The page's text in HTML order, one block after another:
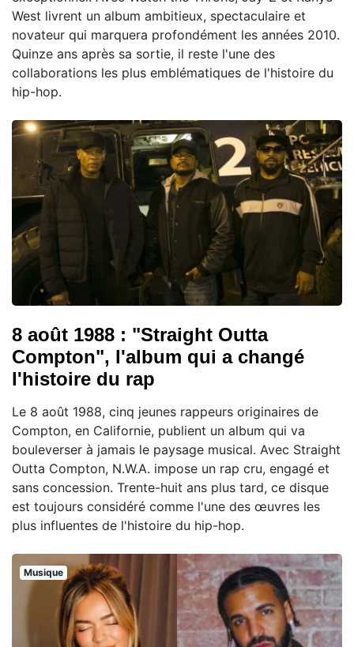
West livrent un album ambitieux, spectaculaire et
novateur qui marquera profondément les années 2010.
Quinze ans après sa sortie, il reste l'une des
collaborations les plus emblématiques de l'histoire du
hip-hop.
8 août 1988 : "Straight Outta
Compton", l'album qui a changé
l'histoire du rap
Le 8 août 1988, cinq jeunes rappeurs originaires de
Compton, en Californie, publient un album qui va
bouleverser à jamais le paysage musical. Avec Straight
Outta Compton, N.W.A. impose un rap cru, engagé et
sans concession. Trente-huit ans plus tard, ce disque
est toujours considéré comme l'une des œuvres les
plus influentes de l'histoire du hip-hop.
Musique